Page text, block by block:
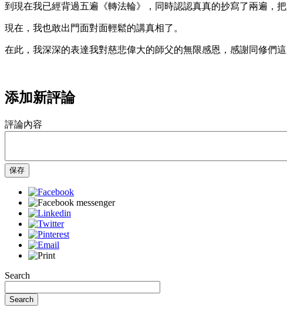
到現在我已經背過五遍《轉法輪》，同時認認真真的抄寫了兩遍，
現在，我也敢出門面對面輕鬆的講真相了。
在此，我深深的表達我對慈悲偉大的師父的無限感恩，感謝同修們
添加新評論
評論內容
保存
Search
Search